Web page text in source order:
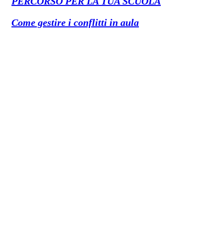
Come gestire i conflitti in aula